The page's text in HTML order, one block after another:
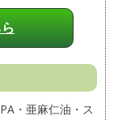
・亜麻仁油・ス